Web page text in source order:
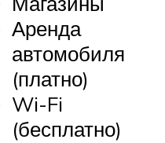
Аренда
автомобиля
(платно)
Wi-Fi
(бесплатно)